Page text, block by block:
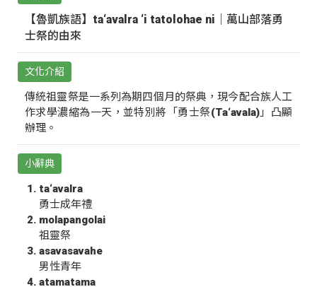
【魯凱族語】ta‘avalra ‘i tatolohae ni｜萬山部落勇
士祭的由來
文化介紹
傳統祖靈祭是一系列為期四個月的祭典，現今配合族人工
作求學濃縮為一天，並特別將「勇士祭(Ta‘avala)」凸顯
辦理。
小辭典
ta‘avalra
勇士成年禮
molapangolai
祖靈祭
asavasavahe
男性青年
atamatama